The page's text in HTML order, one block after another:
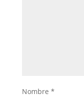
Nombre *